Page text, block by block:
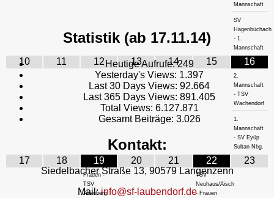
Mannschaft
SV
Hagenbüchach
- 1.
Mannschaft
10 11 12 13 14 15 16
2.
Mannschaft
- TSV
Wachendorf
1.
Mannschaft
- SV Eyüp
Sultan Nbg.
17 18 19
Frauen -
TSV
Altenberg
20 21 22
TSV
Neuhaus/Aisch
- Frauen
23
Statistik (ab 17.11.14)
Heutige Aufrufe:249
Yesterday's Views: 1.397
Last 30 Days Views: 92.664
Last 365 Days Views: 891.405
Total Views: 6.127.871
Gesamt Beiträge: 3.026
Kontakt:
Siedelbacher Straße 13, 90579 Langenzenn
Mail:info@sf-laubendorf.de